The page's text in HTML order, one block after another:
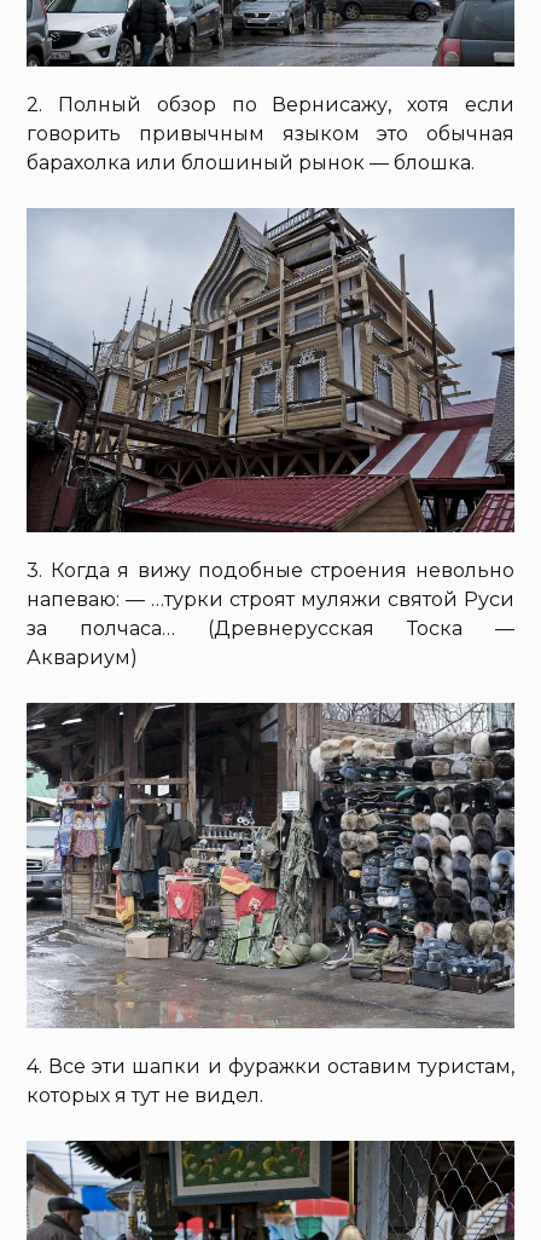
2. Полный обзор по Вернисажу, хотя если
говорить привычным языком это обычная
барахолка или блошиный рынок — блошка.
3. Когда я вижу подобные строения невольно
напеваю: — …турки строят муляжи святой Руси
за полчаса… (Древнерусская Тоска —
Аквариум)
4. Все эти шапки и фуражки оставим туристам,
которых я тут не видел.